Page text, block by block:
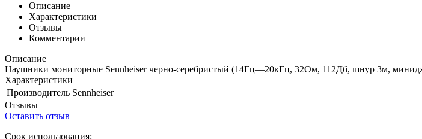
Описание
Характеристики
Отзывы
Комментарии
Описание
Наушники мониторные Sennheiserчерно-серебристый (14Гц—20кГц, 32Ом, 112Дб, шнур 3м,
Характеристики
Производитель Sennheiser
Отзывы
Оставить отзыв
Срок использования: